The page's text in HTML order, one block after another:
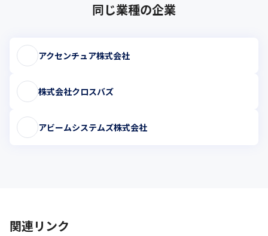
同じ業種の企業
アクセンチュア株式会社
株式会社クロスバズ
アビームシステムズ株式会社
関連リンク